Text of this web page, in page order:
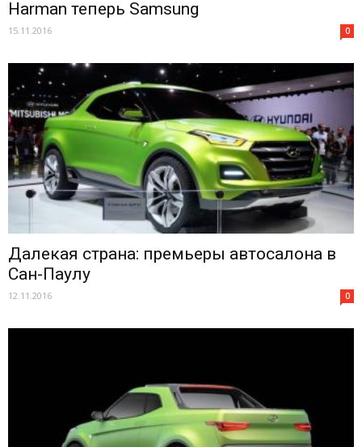
Harman теперь Samsung
15.11.2016 0
Далекая страна: премьеры автосалона в
Сан-Паулу
12.11.2016 0